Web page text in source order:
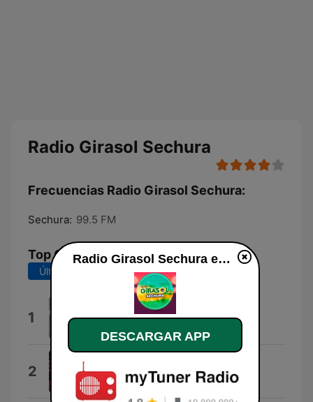
Radio Girasol Sechura
Frecuencias Radio Girasol Sechura:
Sechura: 99.5 FM
Top Canciones
Últimos 7 días Últimos 30 días
1 Fiestas Patrias
2 Mimos
Radio Girasol Sechura en vivo
DESCARGAR APP